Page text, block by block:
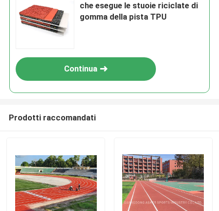
che esegue le stuoie riciclate di
gomma della pista TPU
Continua
Prodotti raccomandati